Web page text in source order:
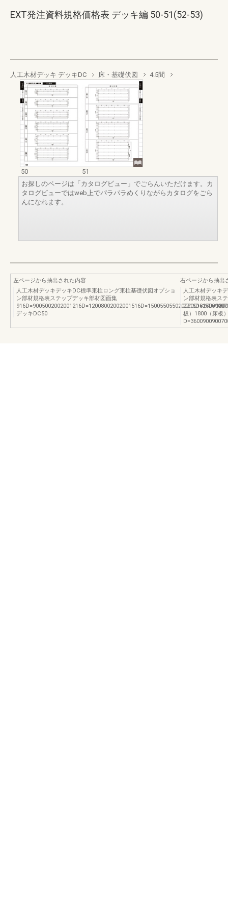
EXT発注資料規格価格表 デッキ編 50-51(52-53)
人工木材デッキ デッキDC 床・基礎伏図 4.5間
50
51
お探しのページは「カタログビュー」でごらんいただけます。カ
タログビューではweb上でパラパラめくりながらカタログをごら
んになれます。
左ページから抽出された内容
人工木材デッキデッキDC標準束柱ロング束柱基礎伏図オプショ
ン部材規格表ステップデッキ部材図面集
デッキDC50
右ページから抽出
人工木材デッキ
ン部材規格表ス
板）1800（床板